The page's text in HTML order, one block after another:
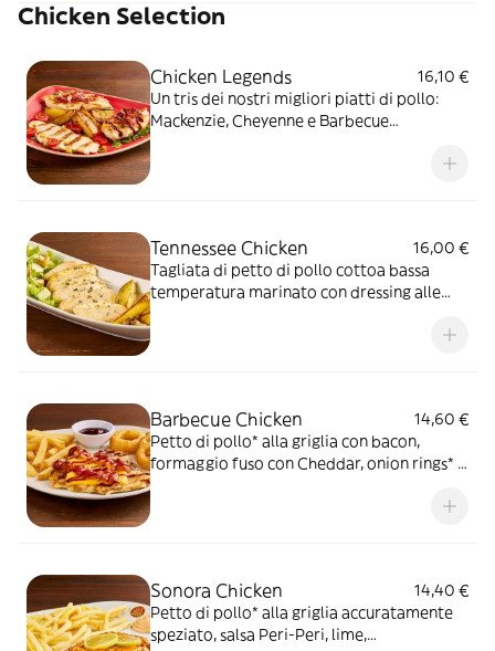
Chicken Selection
Chicken Legends
16,10 €
Un tris dei nostri migliori piatti di pollo:
Mackenzie, Cheyenne e Barbecue
Tennessee Chicken
16,00 €
Tagliata di petto di pollo cottoa bassa
temperatura marinato con dressing alle
Barbecue Chicken
14,60 €
Petto di pollo* alla griglia con bacon,
formaggio fuso con Cheddar, onion rings* e
Sonora Chicken
14,40 €
Petto di pollo* alla griglia accuratamente
speziato, salsa Peri-Peri, lime,